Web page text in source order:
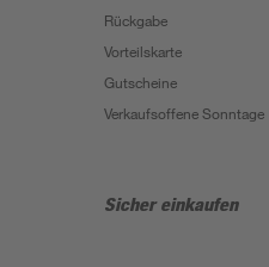
Rückgabe
Vorteilskarte
Gutscheine
Verkaufsoffene Sonntage
Sicher einkaufen